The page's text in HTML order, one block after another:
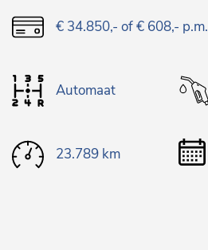
€ 34.850,- of € 608,- p.m.
Automaat
23.789 km